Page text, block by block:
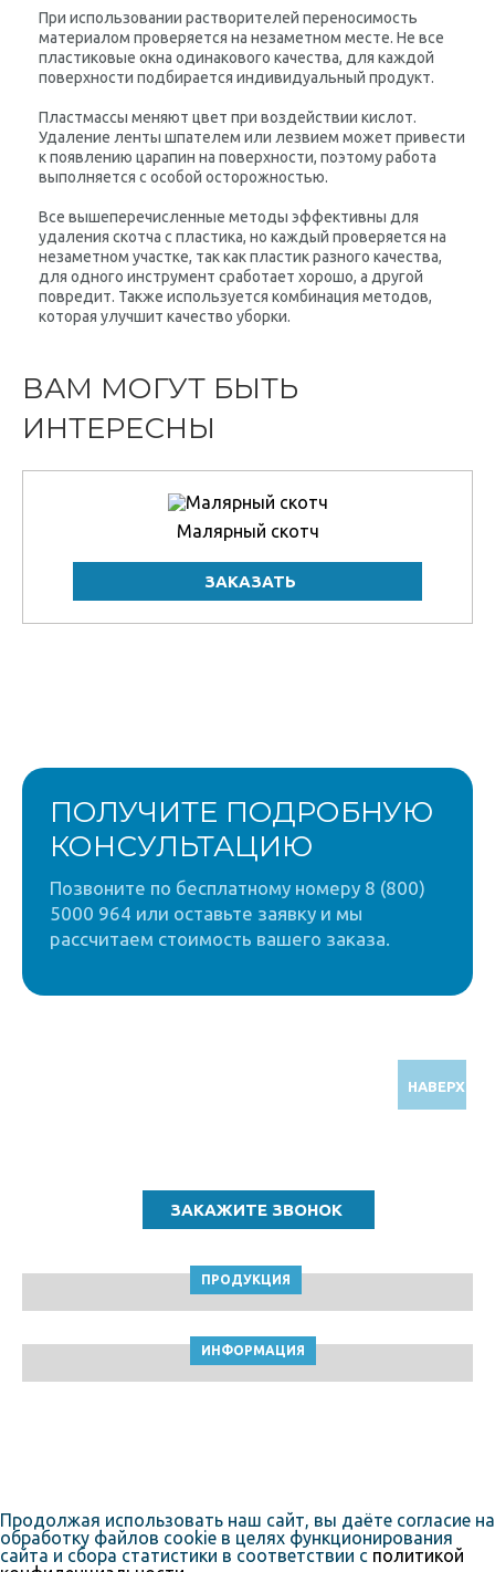
При использовании растворителей переносимость
материалом проверяется на незаметном месте. Не все
пластиковые окна одинакового качества, для каждой
поверхности подбирается индивидуальный продукт.
Пластмассы меняют цвет при воздействии кислот.
Удаление ленты шпателем или лезвием может привести
к появлению царапин на поверхности, поэтому работа
выполняется с особой осторожностью.
Все вышеперечисленные методы эффективны для
удаления скотча с пластика, но каждый проверяется на
незаметном участке, так как пластик разного качества,
для одного инструмент сработает хорошо, а другой
повредит. Также используется комбинация методов,
которая улучшит качество уборки.
ВАМ МОГУТ БЫТЬ
ИНТЕРЕСНЫ
Малярный скотч
ПОЛУЧИТЕ ПОДРОБНУЮ
КОНСУЛЬТАЦИЮ
Позвоните по бесплатному номеру 8 (800)
5000 964 или оставьте заявку и мы
рассчитаем стоимость вашего заказа.
НАВЕРХ
ПРОДУКЦИЯ
ИНФОРМАЦИЯ
Продолжая использовать наш сайт, вы даёте согласие на
обработку файлов cookie в целях функционирования
сайта и сбора статистики в соответствии с политикой